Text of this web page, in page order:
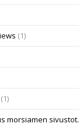
(1)
(1)
morsiamen sivustot.